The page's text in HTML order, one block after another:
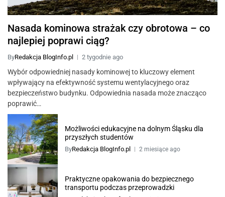
Nasada kominowa strażak czy obrotowa – co
najlepiej poprawi ciąg?
ByRedakcja BlogInfo.pl 2 tygodnie ago
Wybór odpowiedniej nasady kominowej to kluczowy element
wpływający na efektywność systemu wentylacyjnego oraz
bezpieczeństwo budynku. Odpowiednia nasada może znacząco
poprawić…
Możliwości edukacyjne na dolnym Śląsku dla
przyszłych studentów
ByRedakcja BlogInfo.pl 2 miesiące ago
Praktyczne opakowania do bezpiecznego
transportu podczas przeprowadzki